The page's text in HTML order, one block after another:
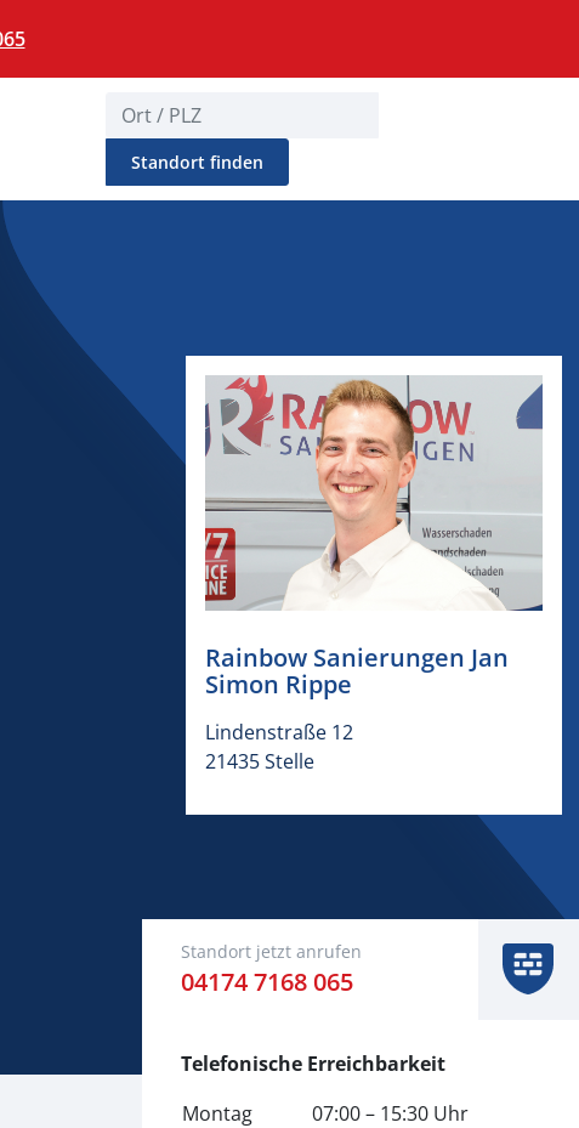
Standort finden
Rainbow Sanierungen Jan
Simon Rippe
Lindenstraße 12
21435 Stelle
Standort jetzt anrufen
04174 7168 065
Telefonische Erreichbarkeit
Montag
07:00 – 15:30 Uhr